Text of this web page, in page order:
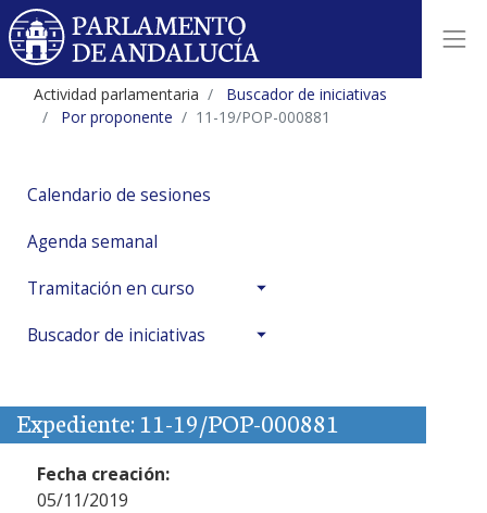
Actividad parlamentaria
Buscador de iniciativas
Por proponente
11-19/POP-000881
Calendario de sesiones
Agenda semanal
Tramitación en curso
Buscador de iniciativas
Expediente: 11-19/POP-000881
Fecha creación:
05/11/2019